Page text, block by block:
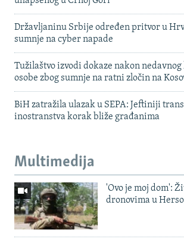
Državljaninu Srbije određen pritvor u
sumnje na cyber napade
Tužilaštvo izvodi dokaze nakon nedavnog
osobe zbog sumnje na ratni zločin na
BiH zatražila ulazak u SEPA: Jeftiniji
inostranstva korak bliže građanima
Multimedija
'Ovo je moj dom':
dronovima u